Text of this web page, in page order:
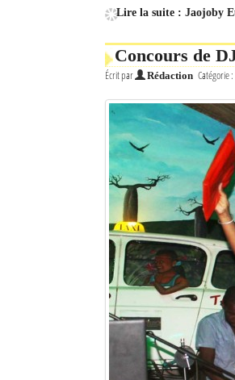
Lire la suite : Jaojoby
Concours de
Écrit par Rédaction Catégorie :